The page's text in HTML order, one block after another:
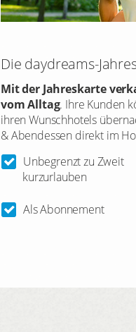
Die daydreams-
Mit der Jahreskarte
vom Alltag. Ihre Kunden
ihren Wunschhotels
& Abendessen direkt im
Unbegrenzt zu Zweit
kurzurlauben
Als Abonnement